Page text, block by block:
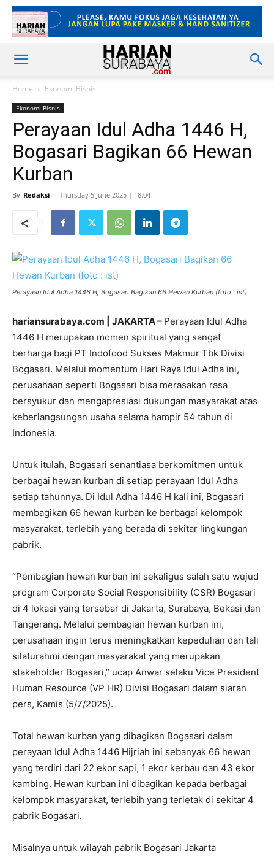
Home Ekonomi Bisnis
Ekonomi Bisnis
Perayaan Idul Adha 1446 H,
Bogasari Bagikan 66 Hewan
Kurban
By Redaksi - Thursday 5 June 2025 | 18:04
Perayaan Idul Adha 1446 H, Bogasari Bagikan 66 Hewan Kurban (foto : ist)
hariansurabaya.com | JAKARTA – Perayaan Idul Adha
1446 H merupakan momen spiritual yang sangat
berharga bagi PT Indofood Sukses Makmur Tbk Divisi
Bogasari. Melalui momentum Hari Raya Idul Adha ini,
perusahaan seperti Bogasari bisa merasakan rasa
bersyukur dan mengapresiasi dukungan masyarakat atas
keberlangsungan usaha selama hampir 54 tahun di
Indonesia.
Untuk itulah, Bogasari senantiasa berkomitmen untuk
berbagai hewan kurban di setiap perayaan Idul Adha
setiap tahunnya. Di Idul Adha 1446 H kali ini, Bogasari
membagikan 66 hewan kurban ke berbagai kelompok
masyarakat, terlebih yang berada di sekitar lingkungan
pabrik.
“Pembagian hewan kurban ini sekaligus salah satu wujud
program Corporate Social Responsibility (CSR) Bogasari
di 4 lokasi yang tersebar di Jakarta, Surabaya, Bekasi dan
Tangerang. Melalui pembagian hewan kurban ini,
perusahaan ingin terus meningkatkan kepedulian dan tali
silaturahmi dengan masyarakat yang merupakan
stakeholder Bogasari,” ucap Anwar selaku Vice President
Human Resource (VP HR) Divisi Bogasari dalam siaran
pers, Kamis (5/7/2025).
Total hewan kurban yang dibagikan Bogasari dalam
perayaan Idul Adha 1446 Hijriah ini sebanyak 66 hewan
yang terdiri dari 22 ekor sapi, 1 ekor kerbau dan 43 ekor
kambing. Hewan kurban ini dibagikan kepada berbagai
kelompok masyarakat, terlebih yang terletak di sekitar 4
pabrik Bogasari.
Misalnya untuk wilayah pabrik Bogasari Jakarta